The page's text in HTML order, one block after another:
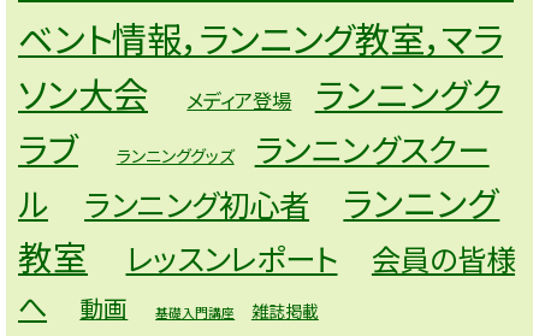
ベント情報，ランニング教室，マラ
ソン大会
メディア登場
ランニングク
ラブ
ランニンググッズ
ランニングスクー
ル
ランニング初心者
ランニング
教室
レッスンレポート
会員の皆様
へ
動画 基礎入門講座 雑誌掲載